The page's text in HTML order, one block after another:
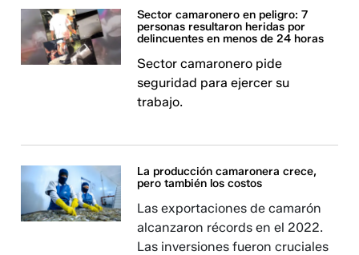
Sector camaronero en peligro: 7
personas resultaron heridas por
delincuentes en menos de 24 horas
Sector camaronero pide
seguridad para ejercer su
trabajo.
La producción camaronera crece,
pero también los costos
Las exportaciones de camarón
alcanzaron récords en el 2022.
Las inversiones fueron cruciales